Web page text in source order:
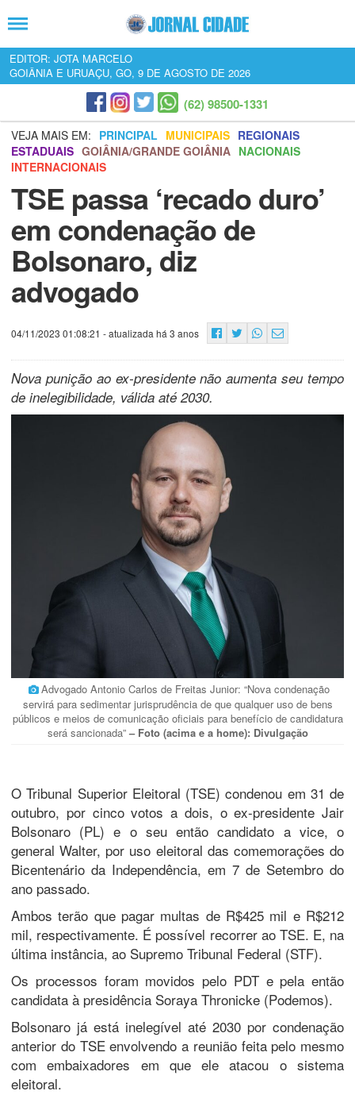
EDITOR: JOTA MARCELO
GOIÂNIA E URUAÇU, GO, 9 DE AGOSTO DE 2026
(62) 98500-1331
VEJA MAIS EM: PRINCIPAL MUNICIPAIS REGIONAIS
ESTADUAIS GOIÂNIA/GRANDE GOIÂNIA NACIONAIS
INTERNACIONAIS
TSE passa ‘recado duro’
em condenação de
Bolsonaro, diz
advogado
04/11/2023 01:08:21 - atualizada há 3 anos
Nova punição ao ex-presidente não aumenta seu tempo
de inelegibilidade, válida até 2030.
Advogado Antonio Carlos de Freitas Junior: “Nova condenação
servirá para sedimentar jurisprudência de que qualquer uso de bens
públicos e meios de comunicação oficiais para benefício de candidatura
será sancionada” – Foto (acima e a home): Divulgação
O Tribunal Superior Eleitoral (TSE) condenou em 31 de
outubro, por cinco votos a dois, o ex-presidente Jair
Bolsonaro (PL) e o seu então candidato a vice, o
general Walter, por uso eleitoral das comemorações do
Bicentenário da Independência, em 7 de Setembro do
ano passado.
Ambos terão que pagar multas de R$425 mil e R$212
mil, respectivamente. É possível recorrer ao TSE. E, na
última instância, ao Supremo Tribunal Federal (STF).
Os processos foram movidos pelo PDT e pela então
candidata à presidência Soraya Thronicke (Podemos).
Bolsonaro já está inelegível até 2030 por condenação
anterior do TSE envolvendo a reunião feita pelo mesmo
com embaixadores em que ele atacou o sistema
eleitoral.